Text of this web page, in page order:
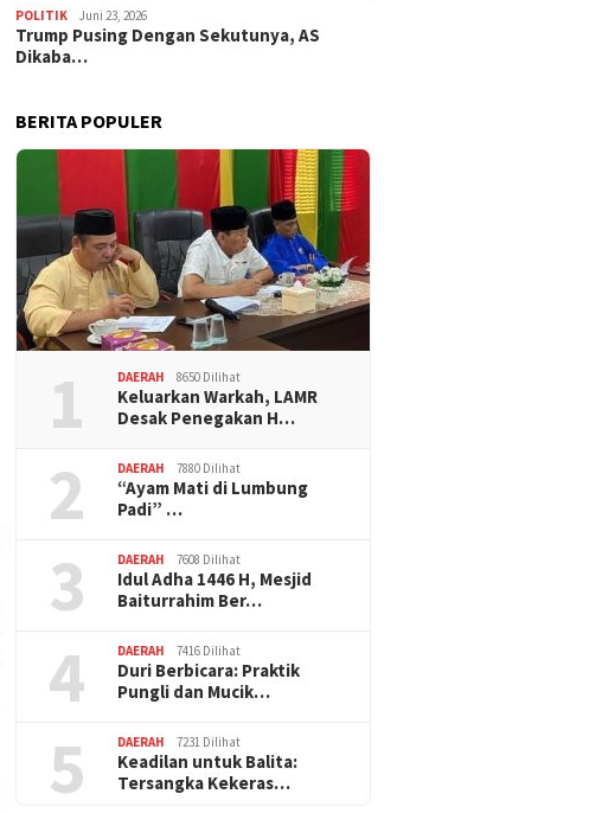
POLITIK Juni 23, 2026
Trump Pusing Dengan Sekutunya, AS
Dikaba…
BERITA POPULER
1 DAERAH 8650 Dilihat
Keluarkan Warkah, LAMR
Desak Penegakan H…
2 DAERAH 7880 Dilihat
“Ayam Mati di Lumbung
Padi” …
3 DAERAH 7608 Dilihat
Idul Adha 1446 H, Mesjid
Baiturrahim Ber…
4 DAERAH 7416 Dilihat
Duri Berbicara: Praktik
Pungli dan Mucik…
5 DAERAH 7231 Dilihat
Keadilan untuk Balita:
Tersangka Kekeras…